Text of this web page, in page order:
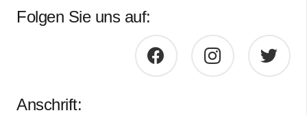
Anschrift:
Folgen Sie uns auf: